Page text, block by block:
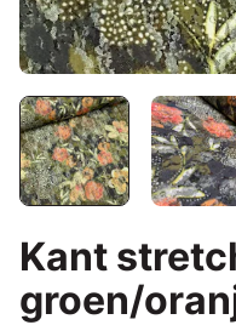
Kant
groen/